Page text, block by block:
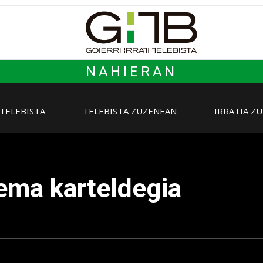
NAHIERAN
TELEBISTA ZUZENEAN IRRATIA
karteldegia